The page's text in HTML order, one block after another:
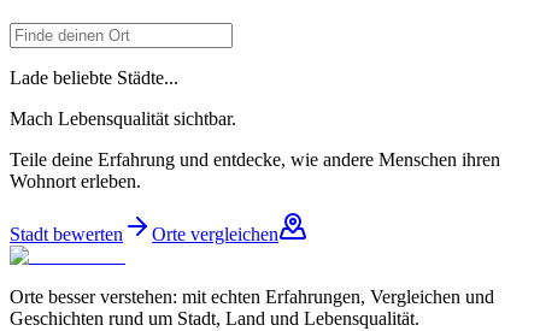
Lade beliebte Städte...
Mach Lebensqualität sichtbar.
Teile deine Erfahrung und entdecke, wie andere Menschen ihren
Wohnort erleben.
Stadt bewerten Orte vergleichen
Orte besser verstehen: mit echten Erfahrungen, Vergleichen und
Geschichten rund um Stadt, Land und Lebensqualität.